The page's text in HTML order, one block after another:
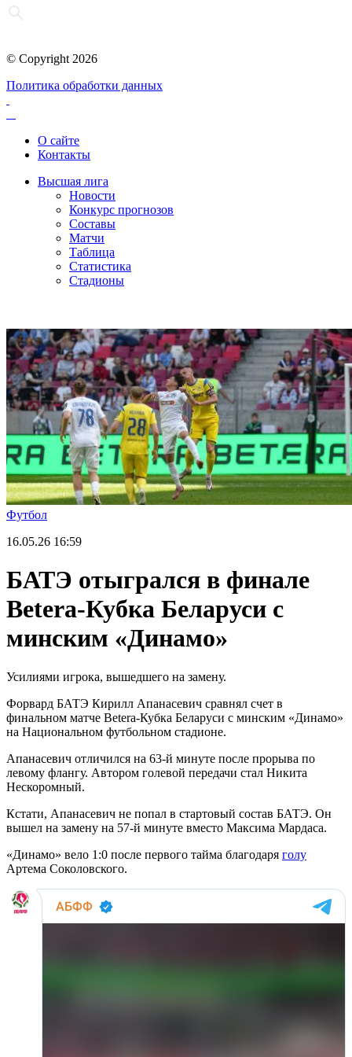
© Copyright 2026
Политика обработки данных
О сайте
Контакты
Высшая лига
Новости
Конкурс прогнозов
Составы
Матчи
Таблица
Статистика
Стадионы
Футбол
16.05.26 16:59
БАТЭ отыгрался в финале
Betera-Кубка Беларуси с
минским «Динамо»
Усилиями игрока, вышедшего на замену.
Форвард БАТЭ Кирилл Апанасевич сравнял счет в
финальном матче Betera-Кубка Беларуси с минским «Динамо»
на Национальном футбольном стадионе.
Апанасевич отличился на 63-й минуте после прорыва по
левому флангу. Автором голевой передачи стал Никита
Нескоромный.
Кстати, Апанасевич не попал в стартовый состав БАТЭ. Он
вышел на замену на 57-й минуте вместо Максима Мардаса.
«Динамо» вело 1:0 после первого тайма благодаря голу
Артема Соколовского.